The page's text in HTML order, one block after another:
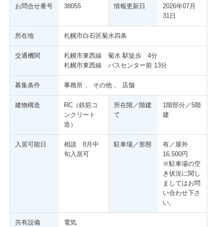
お問合せ番号 38055 情報更新日
2026年07月
31日
所在地 札幌市白石区菊水四条
交通機関
札幌市東西線 菊水 駅徒歩 4分
札幌市東西線 バスセンター前 13分
募集条件 事務所 、 その他 、 店舗
建物構造
RC（鉄筋コ
ンクリート
造）
所在階／階建
て
1階部分／5階
建
入居可能日
相談 8月中
旬入居可
駐車場／形態
有／屋外
16,500円
※駐車場の空
き状況に関し
ましてはお問
い合わせ下さ
い。
共有設備 電気